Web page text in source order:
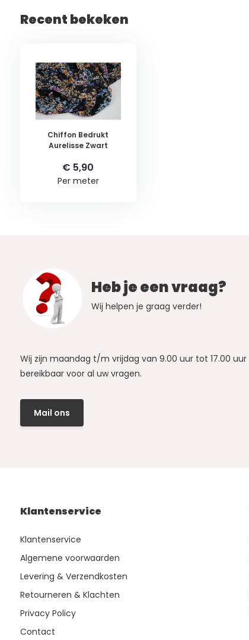
Recent bekeken
Chiffon Bedrukt
Aurelisse Zwart
€ 5,90
Per meter
Heb je een vraag?
Wij helpen je graag verder!
Wij zijn maandag t/m vrijdag van 9.00 uur tot 17.00 uur
bereikbaar voor al uw vragen.
Mail ons
Klantenservice
Klantenservice
Algemene voorwaarden
Levering & Verzendkosten
Retourneren & Klachten
Privacy Policy
Contact